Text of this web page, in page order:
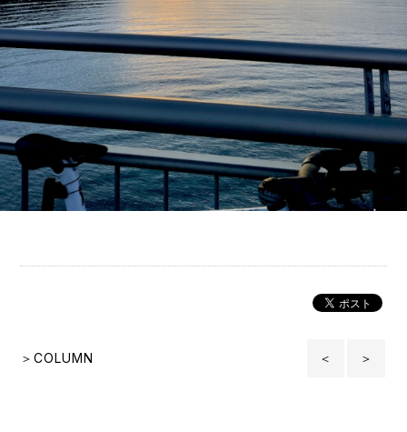
＞COLUMN ＜ ＞